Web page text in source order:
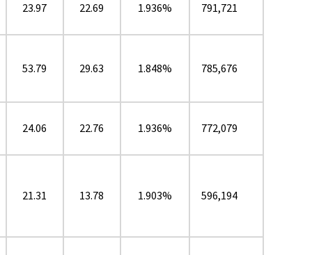
23.97 22.69 1.936% 791,721
53.79 29.63 1.848% 785,676
24.06 22.76 1.936% 772,079
21.31 13.78 1.903% 596,194